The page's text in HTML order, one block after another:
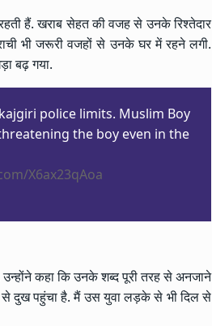
हैं. खराब सेहत की वजह से उनके रिश्तेदार
भी जरूरी वजहों से उनके घर में रहने लगी.
बढ़ गया.
police limits. Muslim Boy
the boy even in the
X6ax23qAoa
उन्होंने कहा कि उनके शब्द पूरी तरह से अनजाने
से दुख पहुंचा है. मैं उस युवा लड़के से भी दिल से